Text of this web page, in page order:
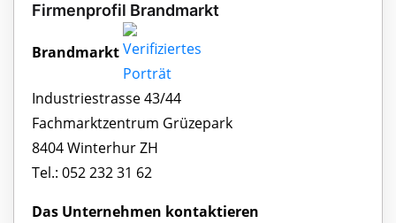
Firmenprofil Brandmarkt
Brandmarkt
Industriestrasse 43/44
Fachmarktzentrum Grüzepark
8404 Winterhur ZH
Tel.: 052 232 31 62
Das Unternehmen kontaktieren